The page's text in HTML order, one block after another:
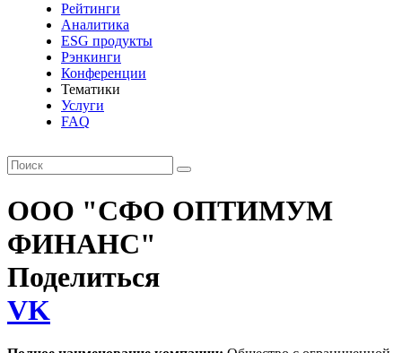
Рейтинги
Аналитика
ESG продукты
Рэнкинги
Конференции
Тематики
Услуги
FAQ
ООО "СФО ОПТИМУМ
ФИНАНС"
Поделиться
VK